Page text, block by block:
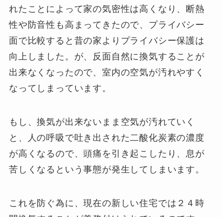
れたことによって家の気密性は高くなり、断熱
性や防音性も高まってきたので、プライバシー
面で比較すると昔の家よりプライバシー保護は
向上しました。が、反面自然に換気することが
出来なくなったので、室内の空気が汚れやすく
なってしまっています。
もし、換気が出来ないまま空気が汚れていく
と、人の呼吸で吐き出された二酸化炭素の濃度
が高くなるので、頭痛を引き起こしたり、息が
苦しくなるという事態が発生してしまいます。
これを防ぐ為に、現在の新しい住宅では２４時